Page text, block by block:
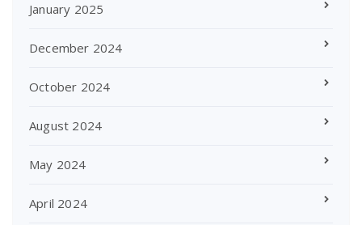
January 2025
December 2024
October 2024
August 2024
May 2024
April 2024